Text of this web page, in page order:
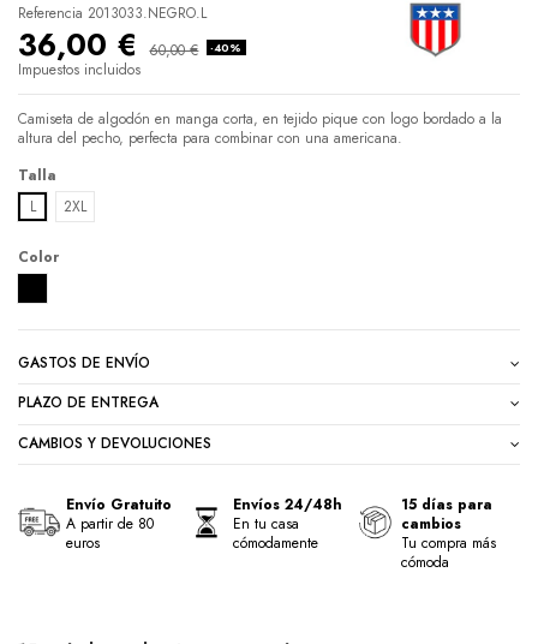
Referencia 2013033.NEGRO.L
36,00 € 60,00 € -40%
Impuestos incluidos
Camiseta de algodón en manga corta, en tejido pique con logo bordado a la
altura del pecho, perfecta para combinar con una americana.
Talla
L
2XL
Color
GASTOS DE ENVÍO
PLAZO DE ENTREGA
CAMBIOS Y DEVOLUCIONES
Envío Gratuito
A partir de 80
euros
Envíos 24/48h
En tu casa
cómodamente
15 días para
cambios
Tu compra más
cómoda